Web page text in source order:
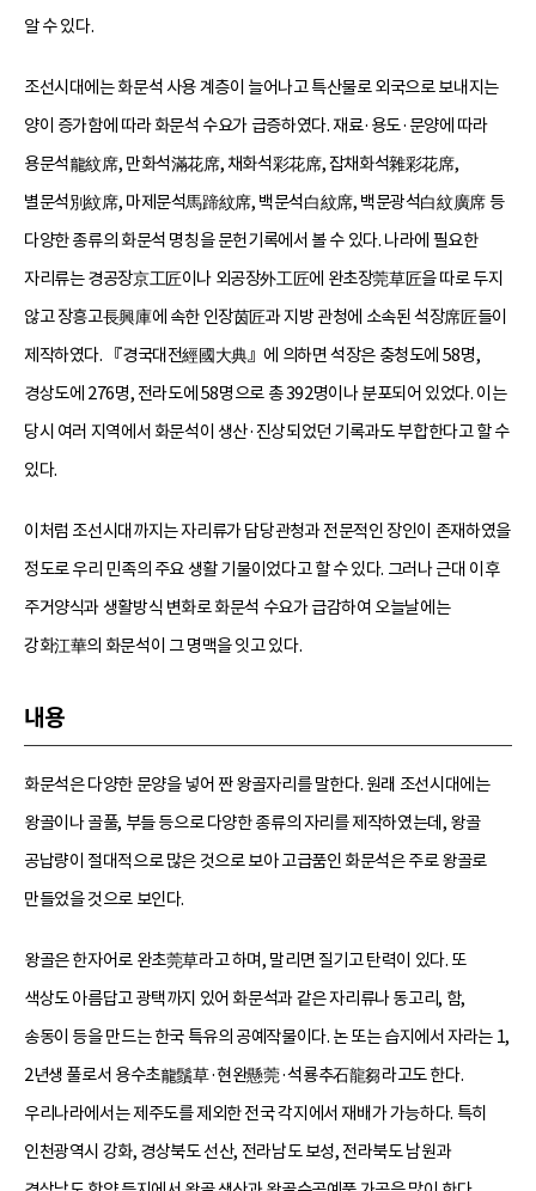
알 수 있다.
조선시대에는 화문석 사용 계층이 늘어나고 특산물로 외국으로 보내지는
양이 증가함에 따라 화문석 수요가 급증하였다. 재료·용도·문양에 따라
용문석龍紋席, 만화석滿花席, 채화석彩花席, 잡채화석雜彩花席,
별문석別紋席, 마제문석馬蹄紋席, 백문석白紋席, 백문광석白紋廣席 등
다양한 종류의 화문석 명칭을 문헌기록에서 볼 수 있다. 나라에 필요한
자리류는 경공장京工匠이나 외공장外工匠에 완초장莞草匠을 따로 두지
않고 장흥고長興庫에 속한 인장茵匠과 지방 관청에 소속된 석장席匠들이
제작하였다. 『경국대전經國大典』에 의하면 석장은 충청도에 58명,
경상도에 276명, 전라도에 58명으로 총 392명이나 분포되어 있었다. 이는
당시 여러 지역에서 화문석이 생산·진상되었던 기록과도 부합한다고 할 수
있다.
이처럼 조선시대까지는 자리류가 담당관청과 전문적인 장인이 존재하였을
정도로 우리 민족의 주요 생활 기물이었다고 할 수 있다. 그러나 근대 이후
주거양식과 생활방식 변화로 화문석 수요가 급감하여 오늘날에는
강화江華의 화문석이 그 명맥을 잇고 있다.
내용
화문석은 다양한 문양을 넣어 짠 왕골자리를 말한다. 원래 조선시대에는
왕골이나 골풀, 부들 등으로 다양한 종류의 자리를 제작하였는데, 왕골
공납량이 절대적으로 많은 것으로 보아 고급품인 화문석은 주로 왕골로
만들었을 것으로 보인다.
왕골은 한자어로 완초莞草라고 하며, 말리면 질기고 탄력이 있다. 또
색상도 아름답고 광택까지 있어 화문석과 같은 자리류나 동고리, 함,
송동이 등을 만드는 한국 특유의 공예작물이다. 논 또는 습지에서 자라는 1,
2년생 풀로서 용수초龍鬚草·현완懸莞·석룡추石龍芻라고도 한다.
우리나라에서는 제주도를 제외한 전국 각지에서 재배가 가능하다. 특히
인천광역시 강화, 경상북도 선산, 전라남도 보성, 전라북도 남원과